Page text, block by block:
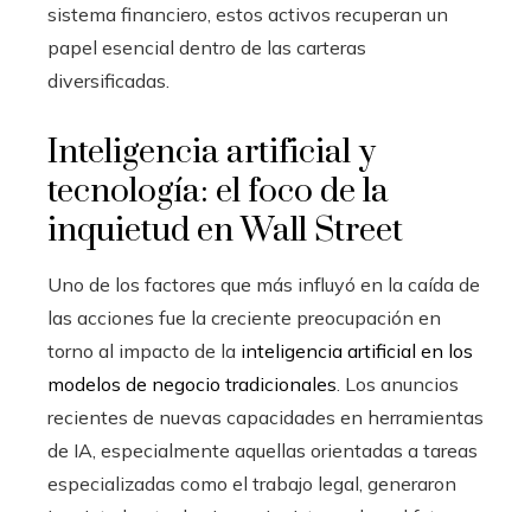
sistema financiero, estos activos recuperan un
papel esencial dentro de las carteras
diversificadas.
Inteligencia artificial y
tecnología: el foco de la
inquietud en Wall Street
Uno de los factores que más influyó en la caída de
las acciones fue la creciente preocupación en
torno al impacto de la inteligencia artificial en los
modelos de negocio tradicionales . Los anuncios
recientes de nuevas capacidades en herramientas
de IA, especialmente aquellas orientadas a tareas
especializadas como el trabajo legal, generaron